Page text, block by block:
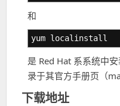
和
yum localinstall
是 Red Hat 系系统中
录于其官方手册页（
下载地址